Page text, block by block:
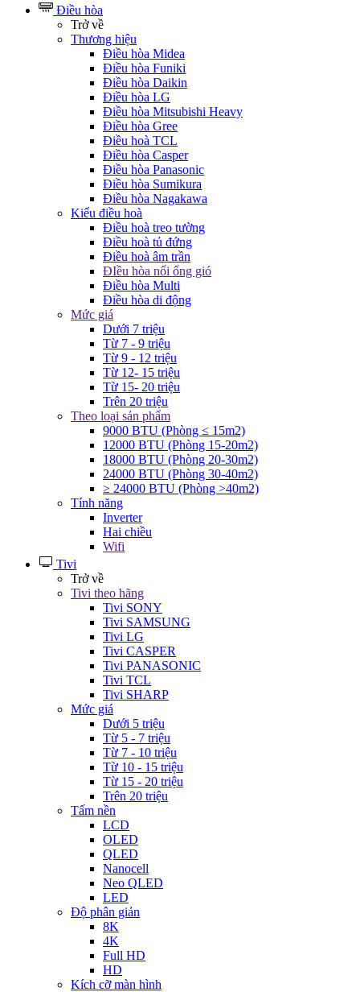
Điều hòa
Trở về
Thương hiệu
Điều hòa Midea
Điều hòa Funiki
Điều hòa Daikin
Điều hòa LG
Điều hòa Mitsubishi Heavy
Điều hòa Gree
Điều hoà TCL
Điều hòa Casper
Điều hòa Panasonic
Điều hòa Sumikura
Điều hòa Nagakawa
Kiểu điều hoà
Điều hoà treo tường
Điều hoà tủ đứng
Điều hoà âm trần
ĐIều hòa nối ống gió
Điều hòa Multi
Điều hòa di động
Mức giá
Dưới 7 triệu
Từ 7 - 9 triệu
Từ 9 - 12 triệu
Từ 12- 15 triệu
Từ 15- 20 triệu
Trên 20 triệu
Theo loại sản phẩm
9000 BTU (Phòng ≤ 15m2)
12000 BTU (Phòng 15-20m2)
18000 BTU (Phòng 20-30m2)
24000 BTU (Phòng 30-40m2)
≥ 24000 BTU (Phòng >40m2)
Tính năng
Inverter
Hai chiều
Wifi
Tivi
Trở về
Tivi theo hãng
Tivi SONY
Tivi SAMSUNG
Tivi LG
Tivi CASPER
Tivi PANASONIC
Tivi TCL
Tivi SHARP
Mức giá
Dưới 5 triệu
Từ 5 - 7 triệu
Từ 7 - 10 triệu
Từ 10 - 15 triệu
Từ 15 - 20 triệu
Trên 20 triệu
Tấm nền
LCD
OLED
QLED
Nanocell
Neo QLED
LED
Độ phân giản
8K
4K
Full HD
HD
Kích cỡ màn hình